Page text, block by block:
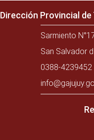
Dirección Provincial
Sarmiento
San Salvador
0388-